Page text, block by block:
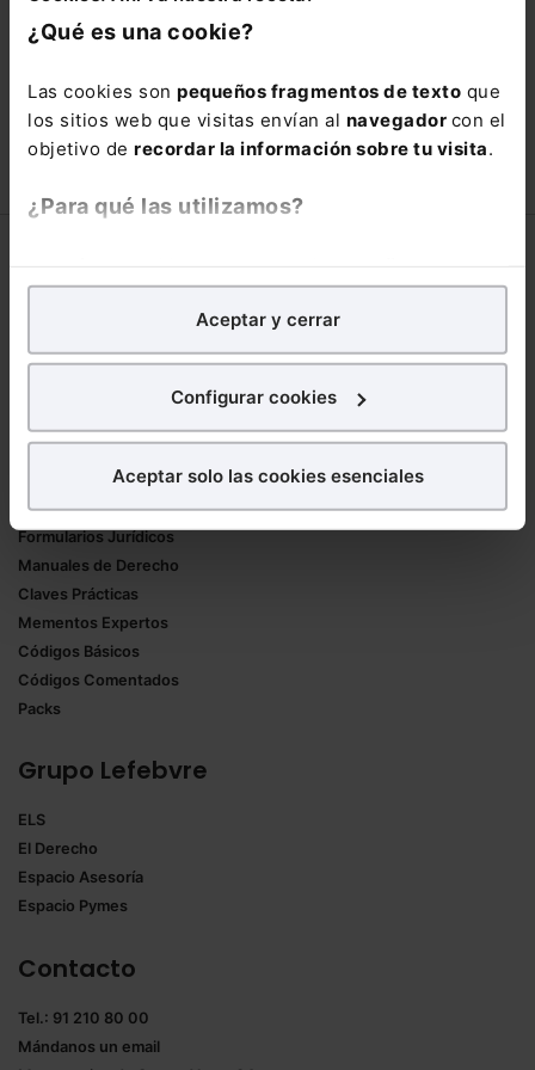
¿Qué es una cookie?
Las cookies son pequeños fragmentos de texto que
los sitios web que visitas envían al navegador con el
objetivo de recordar la información sobre tu visita.
¿Para qué las utilizamos?
analíticospara tratar demejorar tu experienciaen
nuestra página web. También con fines publicitarios,
para poder mostrarte publicidad y contenidos de tu
¿Qué puedes hacer?
experiencia en la web sea óptima
todas las cookies excepto aquellas imprescindibles.
seleccionar solo aquellas que quieras permitir en tu
navegador. Si no seleccionas ninguna utilizaremos
Aceptar y cerrar
Configurar cookies
Aceptar solo las cookies esenciales
está oportunidad y adquiere tu acceso
con un25% de descuento
110,00€ 66,00€
COMPRAR
Trabaja con nosotros
Mementos
Formularios Jurídicos
Manuales de Derecho
Claves Prácticas
Mementos Expertos
Códigos Básicos
Códigos Comentados
Packs
Grupo Lefebvre
ELS
El Derecho
Espacio Asesoría
Espacio Pymes
Contacto
Tel.: 91 210 80 00
Mándanos un email